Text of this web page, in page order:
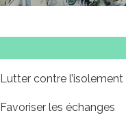
Lutter contre l’isolement
Favoriser les échanges